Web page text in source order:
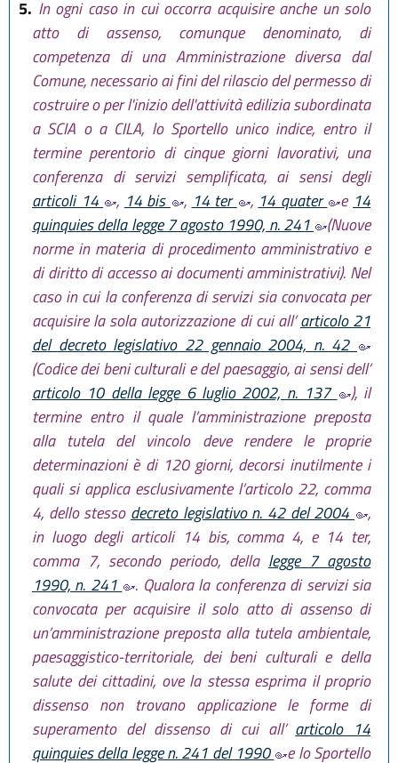
5. In ogni caso in cui occorra acquisire anche un solo
atto di assenso, comunque denominato, di
competenza di una Amministrazione diversa dal
Comune, necessario ai fini del rilascio del permesso di
costruire o per l'inizio dell'attività edilizia subordinata
a SCIA o a CILA, lo Sportello unico indice, entro il
termine perentorio di cinque giorni lavorativi, una
conferenza di servizi semplificata, ai sensi degli
articoli 14
, 14 bis , 14 ter , 14 quater e 14
quinquies della legge 7 agosto 1990, n. 241
(Nuove
norme in materia di procedimento amministrativo e
di diritto di accesso ai documenti amministrativi). Nel
caso in cui la conferenza di servizi sia convocata per
acquisire la sola autorizzazione di cui all’articolo 21
del decreto legislativo 22 gennaio 2004, n. 42
(Codice dei beni culturali e del paesaggio, ai sensi dell’
articolo 10 della legge 6 luglio 2002, n. 137
), il
termine entro il quale l’amministrazione preposta
alla tutela del vincolo deve rendere le proprie
determinazioni è di 120 giorni, decorsi inutilmente i
quali si applica esclusivamente l’articolo 22, comma
4, dello stesso decreto legislativo n. 42 del 2004
,
in luogo degli articoli 14 bis, comma 4, e 14 ter,
comma 7, secondo periodo, della legge 7 agosto
1990, n. 241
. Qualora la conferenza di servizi sia
convocata per acquisire il solo atto di assenso di
un’amministrazione preposta alla tutela ambientale,
paesaggistico-territoriale, dei beni culturali e della
salute dei cittadini, ove la stessa esprima il proprio
dissenso non trovano applicazione le forme di
superamento del dissenso di cui all’ articolo 14
quinquies della legge n. 241 del 1990
e lo Sportello